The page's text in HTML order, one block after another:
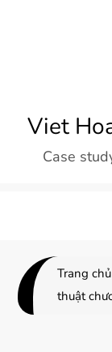
Viet
Case
Trang chủ
thuật